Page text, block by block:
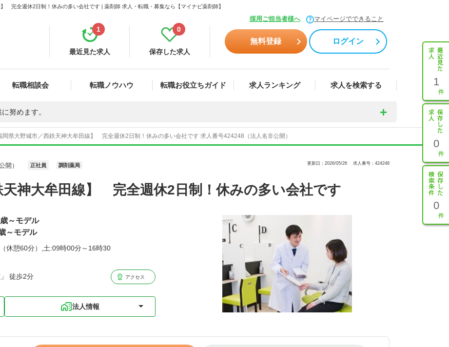
完全週休2日制！休みの多い会社です | 薬剤師 求人・転職・募集なら【マイナビ薬剤師】
採用ご担当者様へ マイページでできること
最近見た求人
1
保存した求人
0
無料登録 ログイン
転職相談会 転職ノウハウ 転職お役立ちガイド 求人ランキング 求人を検索する 1
0
0
努めます。
岡県大野城市／西鉄天神大牟田線】 完全週休2日制！休みの多い会社です 求人番号424248（法人名非公開）
開） 正社員 調剤薬局 更新日：2026/05/26 求人番号：424248
天神大牟田線】 完全週休2日制！休みの多い会社です
～モデル
～モデル
休憩60分）,土:09時00分～16時30
徒歩2分 アクセス
法人情報